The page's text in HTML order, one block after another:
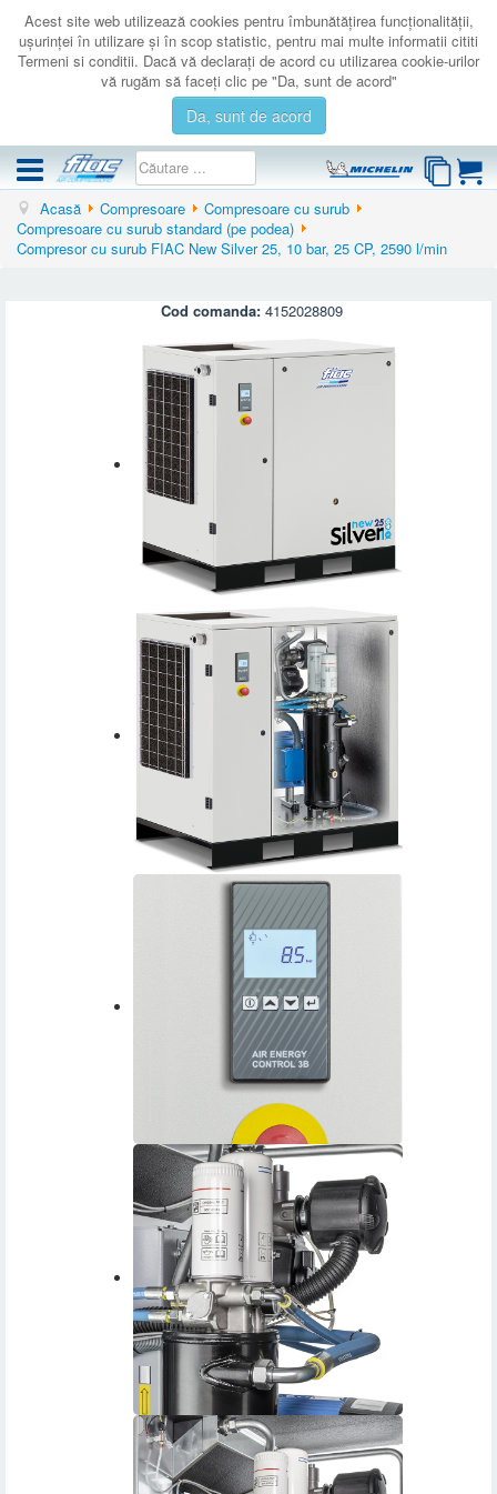
Acest site web utilizează cookies pentru îmbunătăţirea funcţionalităţii,
uşurinţei în utilizare şi în scop statistic, pentru mai multe informatii cititi
Termeni si conditii. Dacă vă declaraţi de acord cu utilizarea cookie-urilor
vă rugăm să faceţi clic pe "Da, sunt de acord"
Da, sunt de acord
COMPRESOARE
ACCESORII
AUTENTIFICARE
Acasă Compresoare
Compresoare cu surub
Compresoare cu surub standard (pe podea)
Compresor cu surub FIAC New Silver 25, 10 bar, 25 CP, 2590 l/min
Cod comanda: 4152028809